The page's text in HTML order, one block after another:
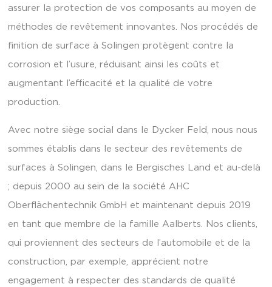
assurer la protection de vos composants au moyen de
méthodes de revêtement innovantes. Nos procédés de
finition de surface à Solingen protègent contre la
corrosion et l’usure, réduisant ainsi les coûts et
augmentant l’efficacité et la qualité de votre
production.
Avec notre siège social dans le Dycker Feld, nous nous
sommes établis dans le secteur des revêtements de
surfaces à Solingen, dans le Bergisches Land et au-delà
; depuis 2000 au sein de la société AHC
Oberflächentechnik GmbH et maintenant depuis 2019
en tant que membre de la famille Aalberts. Nos clients,
qui proviennent des secteurs de l’automobile et de la
construction, par exemple, apprécient notre
engagement à respecter des standards de qualité